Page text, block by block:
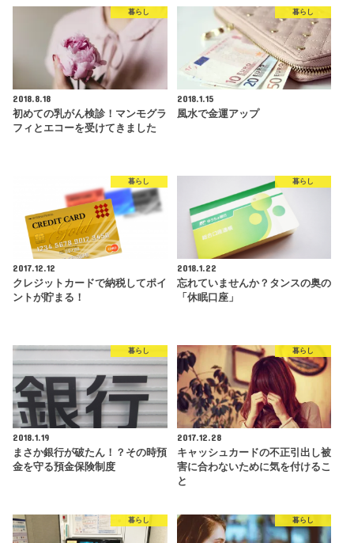
暮らし
2018.8.18
初めての乳がん検診！マンモグラ
フィとエコーを受けてきました
暮らし
2018.1.15
風水で金運アップ
暮らし
2017.12.12
クレジットカードで納税してポイ
ントが貯まる！
暮らし
2018.1.22
忘れていませんか？タンスの奥の
「休眠口座」
暮らし
2018.1.19
まさか銀行が破たん！？その時預
金を守る預金保険制度
暮らし
2017.12.28
キャッシュカードの不正引出し被
害に合わないために気を付けるこ
と
暮らし 暮らし